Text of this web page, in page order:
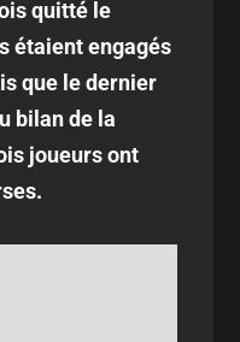
quitté le
étaient engagés
que le dernier
bilan de la
joueurs ont